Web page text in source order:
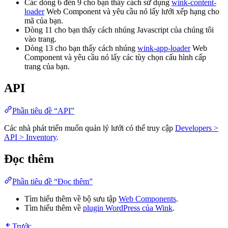
Các dòng 6 đến 9 cho bạn thấy cách sử dụng wink-content-
loaderWeb Component và yêu cầu nó lấy lưới xếp hạng cho
mã của bạn.
Dòng 11 cho bạn thấy cách nhúng Javascript của chúng tôi
vào trang.
Dòng 13 cho bạn thấy cách nhúng wink-app-loaderWeb
Component và yêu cầu nó lấy các tùy chọn cấu hình cấp
trang của bạn.
API
Phần tiêu đề “API”
Các nhà phát triển muốn quản lý lưới có thể truy cập Developers >
API > Inventory.
Đọc thêm
Phần tiêu đề “Đọc thêm”
Tìm hiểu thêm về bộ sưu tập Web Components.
Tìm hiểu thêm về plugin WordPress của Wink.
Trước